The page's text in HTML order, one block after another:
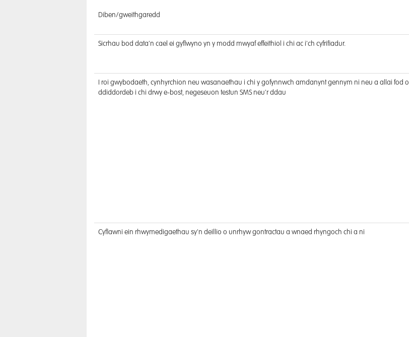
Diben/gweithgaredd
Sicrhau bod data'n cael ei gyflwyno yn y modd mwyaf effeithiol i chi ac i'ch cyfrifiadur.
I roi gwybodaeth, cynhyrchion neu wasanaethau i chi y gofynnwch amdanynt gennym ni neu a allai fod o
ddiddordeb i chi drwy e-bost, negeseuon testun SMS neu'r ddau
Cyflawni ein rhwymedigaethau sy'n deillio o unrhyw gontractau a wnaed rhyngoch chi a ni